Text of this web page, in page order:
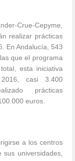
Crue-Cepyme,
realizar prácticas
En Andalucía, 543
que el programa
esta iniciativa
casi 3.400
prácticas
euros.
a los centros
universidades,